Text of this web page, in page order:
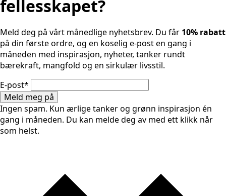
fellesskapet?
Meld deg på vårt månedlige nyhetsbrev. Du får 10% rabatt
på din første ordre, og en koselig e-post en gang i
måneden med inspirasjon, nyheter, tanker rundt
bærekraft, mangfold og en sirkulær livsstil.
E-post*
Meld meg på
Ingen spam. Kun ærlige tanker og grønn inspirasjon én
gang i måneden. Du kan melde deg av med ett klikk når
som helst.